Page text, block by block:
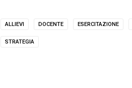
ALLIEVI DOCENTE ESERCITAZIONE
STRATEGIA